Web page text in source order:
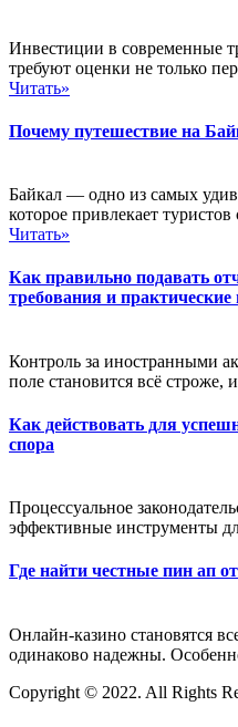
Инвестиции в современные
требуют оценки не только
Читать»
Почему путешествие на
Байкал — одно из самых
которое привлекает
Читать»
Как правильно подавать
требования и
Контроль за иностранными
поле становится всё строже,
Как действовать для
спора
Процессуальное
эффективные инструменты
Где найти честные пин ап
Онлайн-казино становятся
одинаково надежны.
Copyright © 2022. All Rights